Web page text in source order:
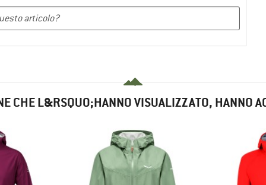
CHE L&RSQUO;HANNO VISUALIZZATO, HANNO